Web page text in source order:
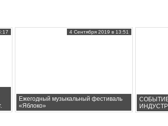
Ежегодный музыкальный фестиваль
«Яблоко»
4 Сентября 2019 в 13:51